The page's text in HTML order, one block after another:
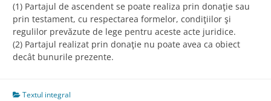
(1) Partajul de ascendent se poate realiza prin donaţie sau
prin testament, cu respectarea formelor, condiţiilor şi
regulilor prevăzute de lege pentru aceste acte juridice.
(2) Partajul realizat prin donaţie nu poate avea ca obiect
decât bunurile prezente.
Textul integral